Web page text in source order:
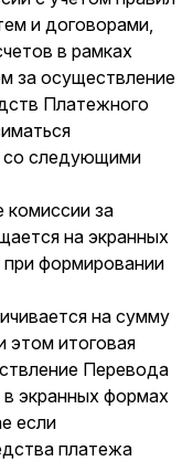
и договорами,
в рамках
за осуществление
Платежного
со следующими
комиссии за
на экранных
формировании
на сумму
этом итоговая
Перевода
экранных формах
если
платежа